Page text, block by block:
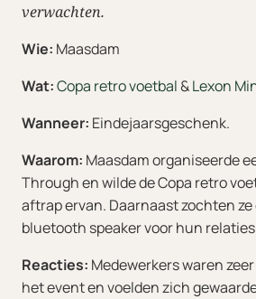
verwachten.
Wie: Maasdam
Wat:Copa retro voetbal&Lexon
Wanneer: Eindejaarsgeschenk.
Waarom: Maasdam organiseerde
Through en wilde de Copa retro
aftrap ervan. Daarnaast zochten ze
bluetooth speaker voor hun
Reacties: Medewerkers waren
het event en voelden zich